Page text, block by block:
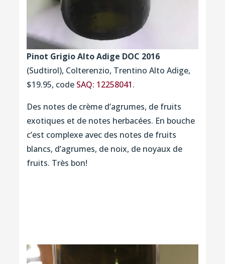
Pinot Grigio Alto Adige DOC 2016
(Sudtirol), Colterenzio, Trentino Alto Adige,
$19.95, code SAQ: 12258041.
Des notes de crème d’agrumes, de fruits
exotiques et de notes herbacées. En bouche
c’est complexe avec des notes de fruits
blancs, d’agrumes, de noix, de noyaux de
fruits. Très bon!